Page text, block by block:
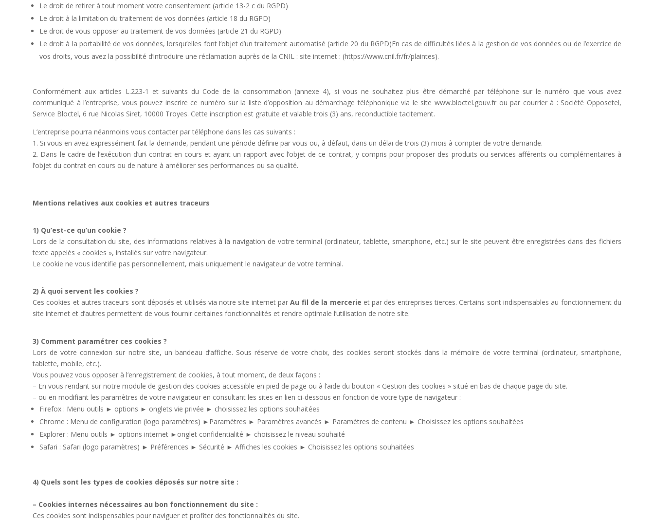
Le droit de retirer à tout moment votre consentement (article 13-2 c du RGPD)
Le droit à la limitation du traitement de vos données (article 18 du RGPD)
Le droit de vous opposer au traitement de vos données (article 21 du RGPD)
Le droit à la portabilité de vos données, lorsqu’elles font l’objet d’un traitement automatisé (article 20 du RGPD)En cas de difficultés liées à la gestion de vos données ou de l’exercice de
vos droits, vous avez la possibilité d’introduire une réclamation auprès de la CNIL : site internet : (https://www.cnil.fr/fr/plaintes).
Conformément aux articles L.223-1 et suivants du Code de la consommation (annexe 4), si vous ne souhaitez plus être démarché par téléphone sur le numéro que vous avez
communiqué à l’entreprise, vous pouvez inscrire ce numéro sur la liste d’opposition au démarchage téléphonique via le site www.bloctel.gouv.fr ou par courrier à : Société Opposetel,
Service Bloctel, 6 rue Nicolas Siret, 10000 Troyes. Cette inscription est gratuite et valable trois (3) ans, reconductible tacitement.
L’entreprise pourra néanmoins vous contacter par téléphone dans les cas suivants :
1. Si vous en avez expressément fait la demande, pendant une période définie par vous ou, à défaut, dans un délai de trois (3) mois à compter de votre demande.
2. Dans le cadre de l’exécution d’un contrat en cours et ayant un rapport avec l’objet de ce contrat, y compris pour proposer des produits ou services afférents ou complémentaires à
l’objet du contrat en cours ou de nature à améliorer ses performances ou sa qualité.
Mentions relatives aux cookies et autres traceurs
1) Qu’est-ce qu’un cookie ?
Lors de la consultation du site, des informations relatives à la navigation de votre terminal (ordinateur, tablette, smartphone, etc.) sur le site peuvent être enregistrées dans des fichiers
texte appelés « cookies », installés sur votre navigateur.
Le cookie ne vous identifie pas personnellement, mais uniquement le navigateur de votre terminal.
2) À quoi servent les cookies ?
Ces cookies et autres traceurs sont déposés et utilisés via notre site internet parAu fil de la mercerie et par des entreprises tierces. Certains sont indispensables au fonctionnement du
site internet et d’autres permettent de vous fournir certaines fonctionnalités et rendre optimale l’utilisation de notre site.
3) Comment paramétrer ces cookies ?
Lors de votre connexion sur notre site, un bandeau d’affiche. Sous réserve de votre choix, des cookies seront stockés dans la mémoire de votre terminal (ordinateur, smartphone,
tablette, mobile, etc.).
Vous pouvez vous opposer à l’enregistrement de cookies, à tout moment, de deux façons :
– En vous rendant sur notre module de gestion des cookies accessible en pied de page ou à l’aide du bouton « Gestion des cookies » situé en bas de chaque page du site.
– ou en modifiant les paramètres de votre navigateur en consultant les sites en lien ci-dessous en fonction de votre type de navigateur :
Firefox : Menu outils ► options ► onglets vie privée ► choisissez les options souhaitées
Chrome : Menu de configuration (logo paramètres) ►Paramètres ► Paramètres avancés ► Paramètres de contenu ► Choisissez les options souhaitées
Explorer : Menu outils ► options internet ►onglet confidentialité ► choisissez le niveau souhaité
Safari : Safari (logo paramètres) ► Préférences ► Sécurité ► Affiches les cookies ► Choisissez les options souhaitées
4) Quels sont les types de cookies déposés sur notre site :
– Cookies internes nécessaires au bon fonctionnement du site :
Ces cookies sont indispensables pour naviguer et profiter des fonctionnalités du site.